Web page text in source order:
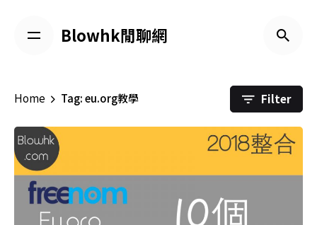
content
Blowhk閒聊網
Home Tag: eu.org教學 Filter